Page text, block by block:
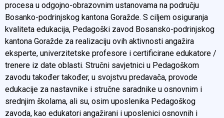
procesa u odgojno-obrazovnim ustanovama na području
Bosanko-podrinjskog kantona Goražde. S ciljem osiguranja
kvaliteta edukacija, Pedagoški zavod Bosansko-podrinjskog
kantona Goražde za realizaciju ovih aktivnosti angažira
eksperte, univerzitetske profesore i certificirane edukatore /
trenere iz date oblasti. Stručni savjetnici u Pedagoškom
zavodu također također, u svojstvu predavača, provode
edukacije za nastavnike i stručne saradnike u osnovnim i
srednjim školama, ali su, osim uposlenika Pedagoškog
zavoda, kao edukatori angažirani i uposlenici osnovnih i